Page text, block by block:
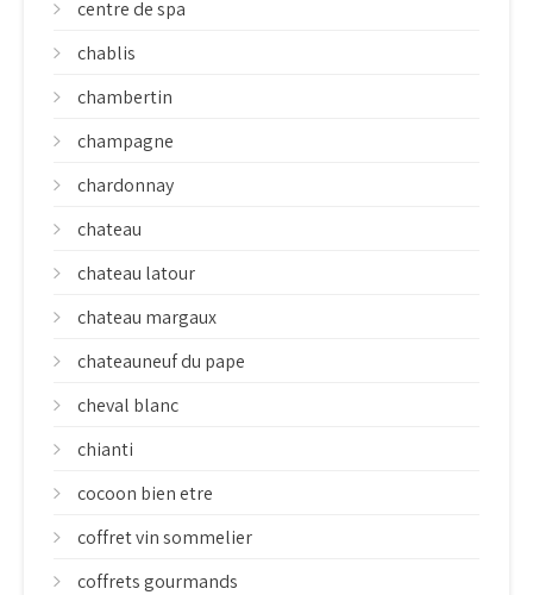
centre de spa
chablis
chambertin
champagne
chardonnay
chateau
chateau latour
chateau margaux
chateauneuf du pape
cheval blanc
chianti
cocoon bien etre
coffret vin sommelier
coffrets gourmands